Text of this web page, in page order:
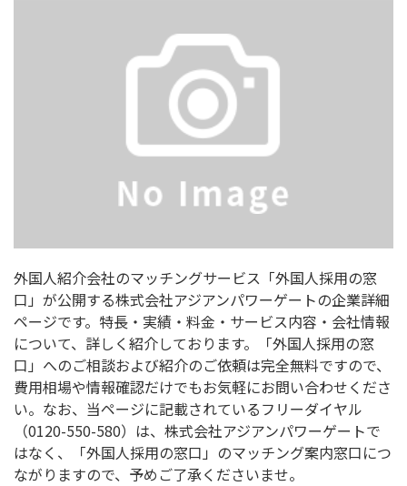
外国人紹介会社のマッチングサービス「外国人採用の窓
口」が公開する株式会社アジアンパワーゲートの企業詳細
ページです。特長・実績・料金・サービス内容・会社情報
について、詳しく紹介しております。「外国人採用の窓
口」へのご相談および紹介のご依頼は完全無料ですので、
費用相場や情報確認だけでもお気軽にお問い合わせくださ
い。なお、当ページに記載されているフリーダイヤル
（0120-550-580）は、株式会社アジアンパワーゲートで
はなく、「外国人採用の窓口」のマッチング案内窓口につ
ながりますので、予めご了承くださいませ。